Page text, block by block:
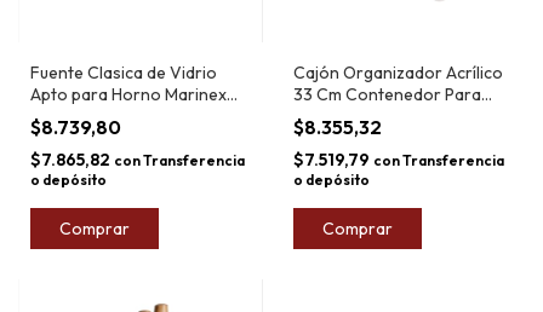
Fuente Clasica de Vidrio
Apto para Horno Marinex
1.8L
$8.739,80
$7.865,82 conTransferencia
o depósito
Comprar
Cajón Organizador Acrílico
33 Cm Contenedor Para
Heladera
$8.355,32
$7.519,79 conTransferencia
o depósito
Comprar